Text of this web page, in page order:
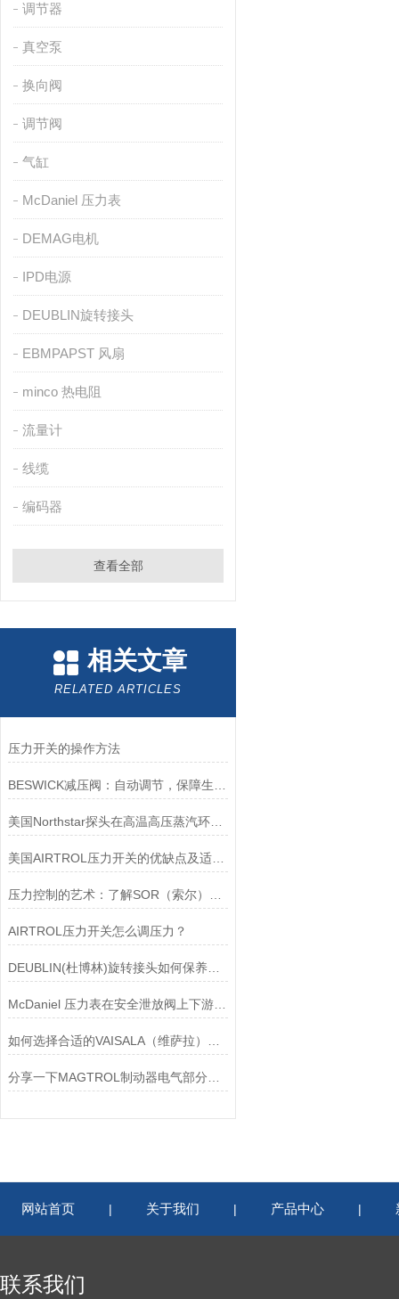
调节器
真空泵
换向阀
调节阀
气缸
McDaniel 压力表
DEMAG电机
IPD电源
DEUBLIN旋转接头
EBMPAPST 风扇
minco 热电阻
流量计
线缆
编码器
查看全部
相关文章
RELATED ARTICLES
压力开关的操作方法
美国Northstar探头在高温高压蒸汽环境下的液位测量可靠性
美国AIRTROL压力开关的优缺点及适用范围讲解
AIRTROL压力开关怎么调压力？
DEUBLIN(杜博林)旋转接头如何保养？需要注意哪些事项？
McDaniel 压力表在安全泄放阀上下游压力监测中的应用
网站首页 | 关于我们 | 产品中心 |
联系我们